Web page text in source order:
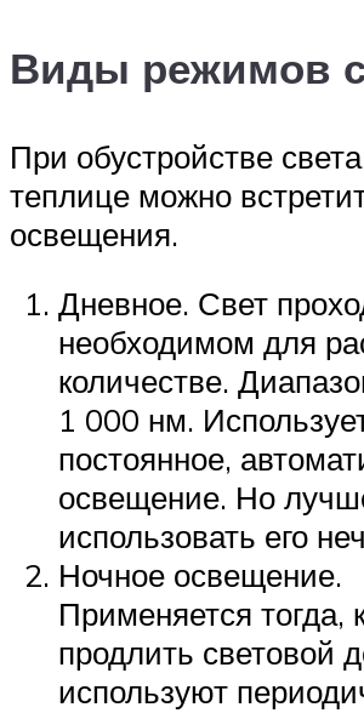
Виды режимов
При обустройстве
теплице можно
освещения.
Дневное. Свет
необходимом для
количестве.
1 000 нм.
постоянное,
освещение. Но
использовать его
Ночное освещение.
Применяется тогда,
продлить световой
используют